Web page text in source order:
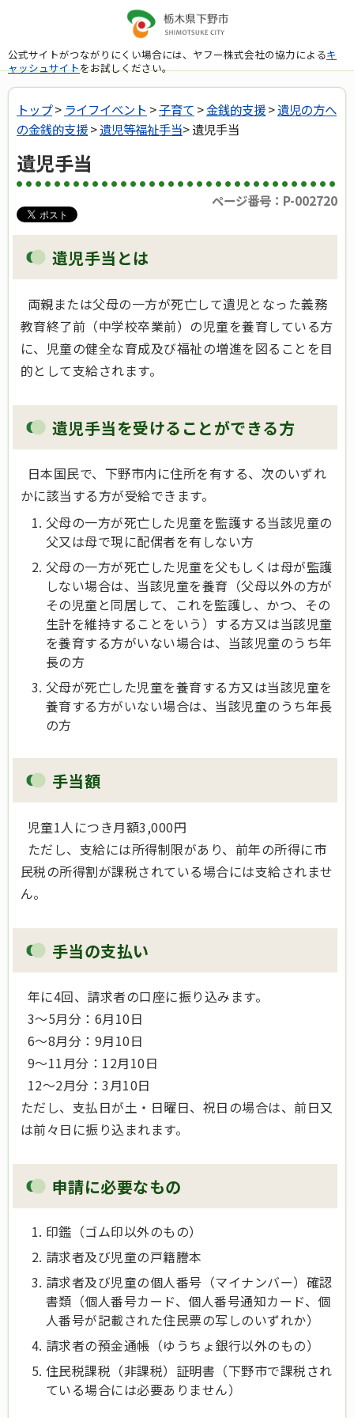
公式サイトがつながりにくい場合には、ヤフー株式会社の協力によるキ
ャッシュサイトをお試しください。
トップ> ライフイベント >子育て >金銭的支援>遺児の方へ
の金銭的支援>遺児等福祉手当> 遺児手当
遺児手当
ページ番号：P-002720
遺児手当とは
両親または父母の一方が死亡して遺児となった義務
教育終了前（中学校卒業前）の児童を養育している方
に、児童の健全な育成及び福祉の増進を図ることを目
的として支給されます。
遺児手当を受けることができる方
日本国民で、下野市内に住所を有する、次のいずれ
かに該当する方が受給できます。
父母の一方が死亡した児童を監護する当該児童の
父又は母で現に配偶者を有しない方
父母の一方が死亡した児童を父もしくは母が監護
しない場合は、当該児童を養育（父母以外の方が
その児童と同居して、これを監護し、かつ、その
生計を維持することをいう）する方又は当該児童
を養育する方がいない場合は、当該児童のうち年
長の方
父母が死亡した児童を養育する方又は当該児童を
養育する方がいない場合は、当該児童のうち年長
の方
手当額
児童1人につき月額3,000円
ただし、支給には所得制限があり、前年の所得に市
民税の所得割が課税されている場合には支給されませ
ん。
手当の支払い
年に4回、請求者の口座に振り込みます。
3～5月分：6月10日
6～8月分：9月10日
9～11月分：12月10日
12～2月分：3月10日
ただし、支払日が土・日曜日、祝日の場合は、前日又
は前々日に振り込まれます。
申請に必要なもの
印鑑（ゴム印以外のもの）
請求者及び児童の戸籍謄本
請求者及び児童の個人番号（マイナンバー）確認
書類（個人番号カード、個人番号通知カード、個
人番号が記載された住民票の写しのいずれか）
請求者の預金通帳（ゆうちょ銀行以外のもの）
住民税課税（非課税）証明書（下野市で課税され
ている場合には必要ありません）